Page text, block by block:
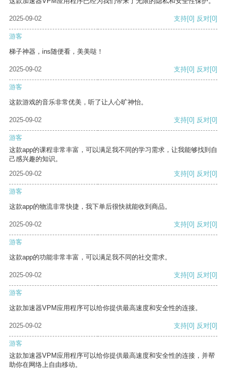
2025-09-02 支持[0] 反对[0]
游客
梯子神器，ins随便看，美美哒！
2025-09-02 支持[0] 反对[0]
游客
这款游戏的音乐非常优美，听了让人心旷神怡。
2025-09-02 支持[0] 反对[0]
游客
这款app的课程非常丰富，可以满足我不同的学习需求，让我能够找到自
己感兴趣的知识。
2025-09-02
支持[0] 反对[0]
游客
这款app的物流非常快捷，我下单后很快就能收到商品。
2025-09-02 支持[0] 反对[0]
游客
这款app的功能非常丰富，可以满足我不同的社交需求。
2025-09-02 支持[0] 反对[0]
游客
这款加速器VPM应用程序可以给你提供最高速度和安全性的连接。
2025-09-02 支持[0] 反对[0]
游客
这款加速器VPM应用程序可以给你提供最高速度和安全性的连接，并帮
助你在网络上自由移动。